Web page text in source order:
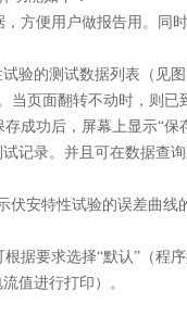
方便用户做报告用。同
验的测试数据列表（见
页面翻转不动时，则已
成功后，屏幕上显示“保
记录。并且可在数据查
伏安特性试验的误差曲线
据要求选择“默认”（程
值进行打印）。